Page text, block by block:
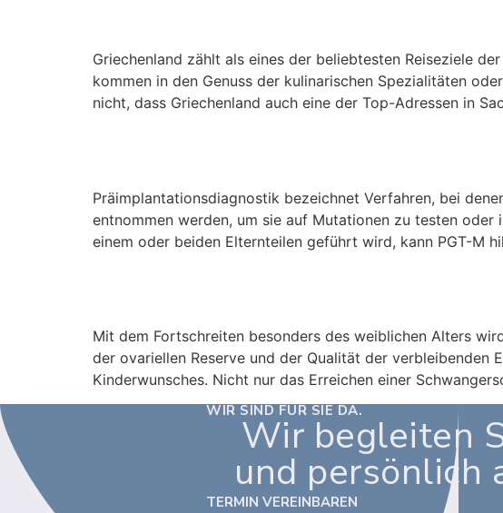
Griechenland zählt als eines der beliebtesten Reiseziele
kommen in den Genuss der kulinarischen Spezialitäten
nicht, dass Griechenland auch eine der Top-Adressen in
Präimplantationsdiagnostik bezeichnet Verfahren, bei
entnommen werden, um sie auf Mutationen zu testen
einem oder beiden Elternteilen geführt wird, kann PGT-M
Mit dem Fortschreiten besonders des weiblichen Alters
der ovariellen Reserve und der Qualität der
Kinderwunsches. Nicht nur das Erreichen einer
WIR SIND FÜR SIE DA.
Wir begleiten
und persönlich
TERMIN VEREINBAREN